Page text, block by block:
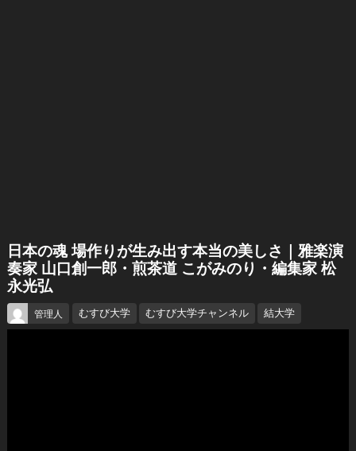
日本の魂 場作りが生み出す本当の美しさ｜雅楽演
奏家 山口創一郎・煎茶道 こがみのり・編集家 松
永光弘
管理人 むすび大学 むすび大学チャンネル 結大学